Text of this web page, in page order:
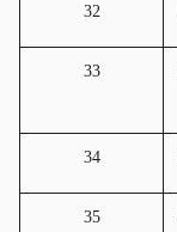
32
33
34
35